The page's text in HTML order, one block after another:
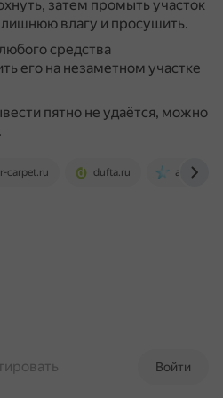
затем промыть участок
лишнюю влагу и просушить.
средства
его на незаметном участке
пятно не удаётся, можно
carpet.ru dufta.ru astra-
Войти